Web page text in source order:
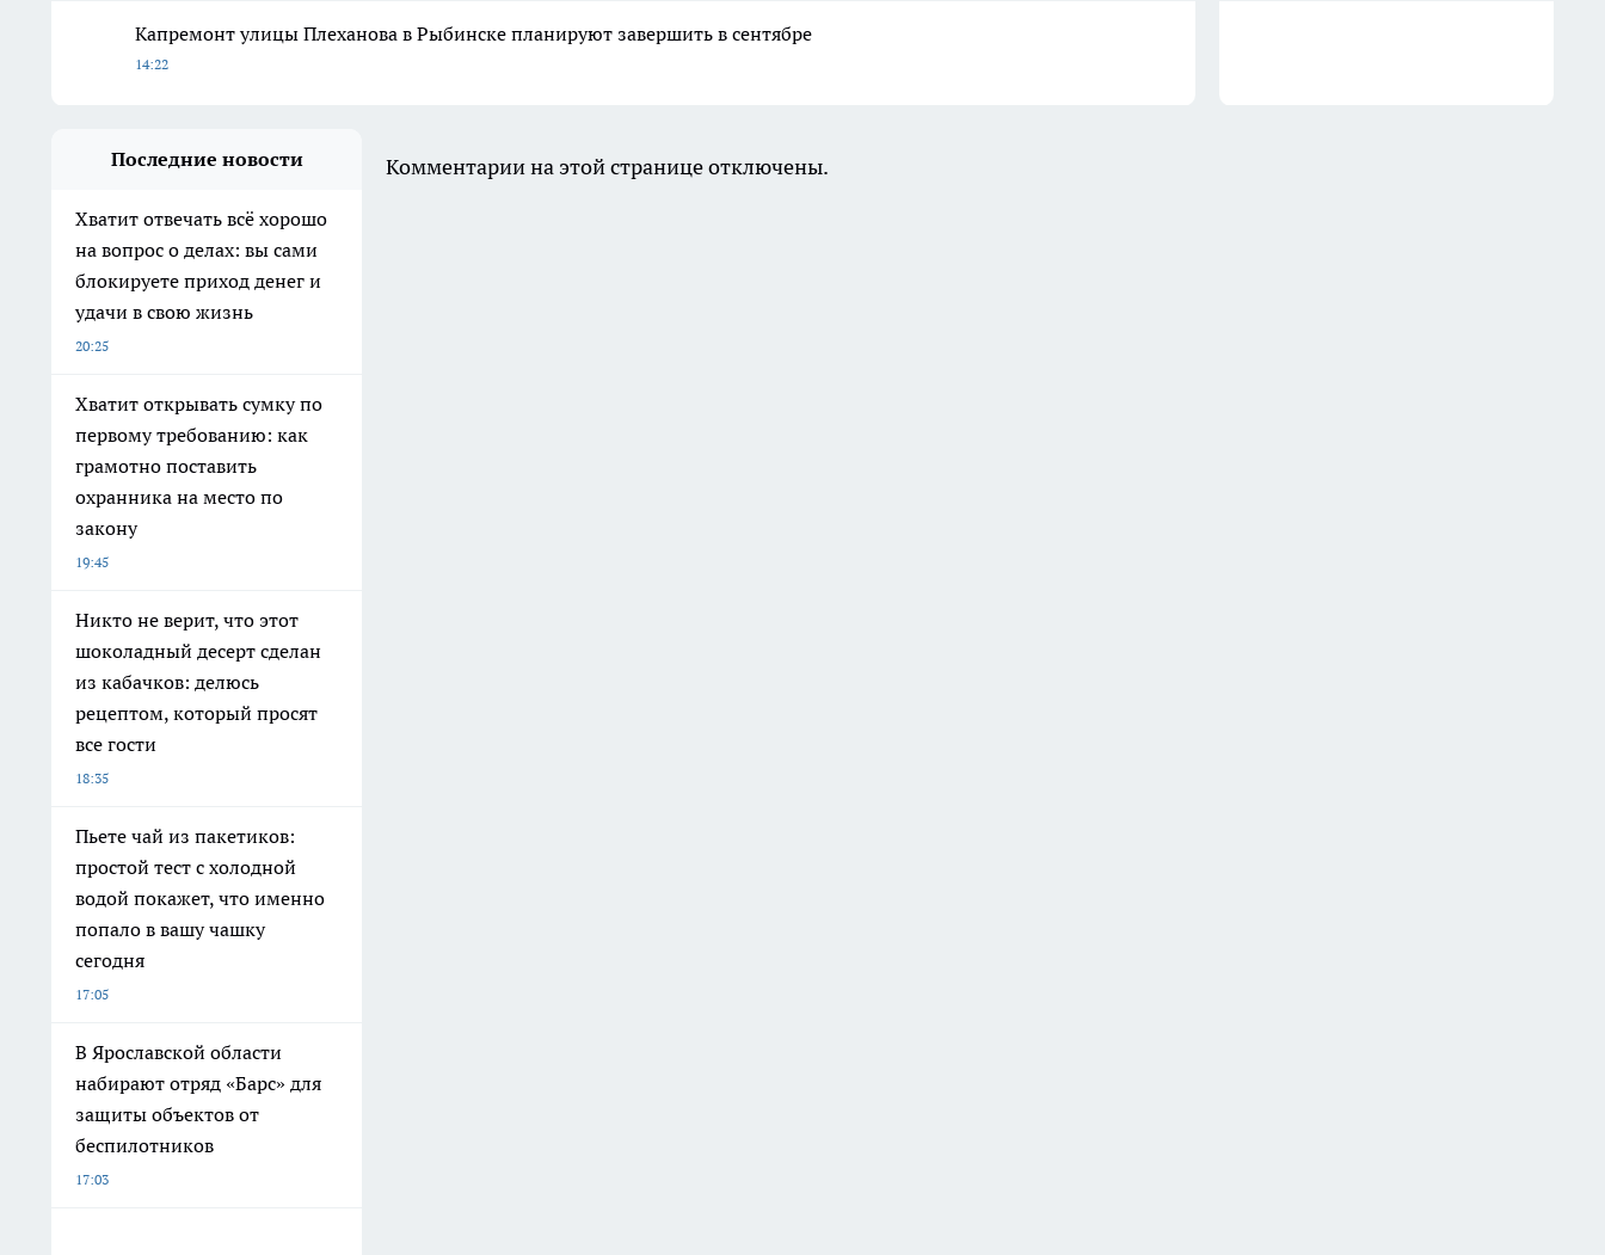
Капремонт улицы Плеханова в Рыбинске планируют завершить в сентябре
14:22
Последние новости
Хватит отвечать всё хорошо
на вопрос о делах: вы сами
блокируете приход денег и
удачи в свою жизнь
20:25
Хватит открывать сумку по
первому требованию: как
грамотно поставить
охранника на место по
закону
19:45
Никто не верит, что этот
шоколадный десерт сделан
из кабачков: делюсь
рецептом, который просят
все гости
18:35
Пьете чай из пакетиков:
простой тест с холодной
водой покажет, что именно
попало в вашу чашку
сегодня
17:05
В Ярославской области
набирают отряд «Барс» для
защиты объектов от
беспилотников
17:03
Комментарии на этой странице отключены.